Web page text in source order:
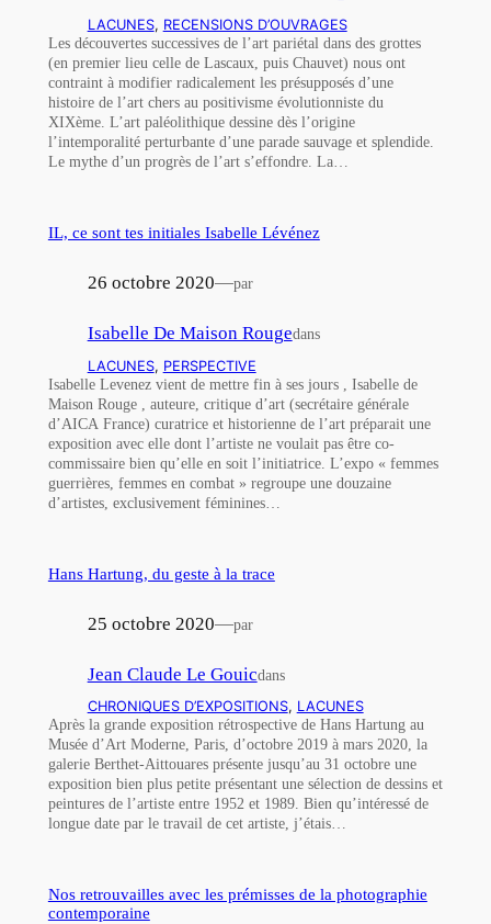
LACUNES, RECENSIONS D’OUVRAGES
Les découvertes successives de l’art pariétal dans des grottes
(en premier lieu celle de Lascaux, puis Chauvet) nous ont
contraint à modifier radicalement les présupposés d’une
histoire de l’art chers au positivisme évolutionniste du
XIXème. L’art paléolithique dessine dès l’origine
l’intemporalité perturbante d’une parade sauvage et splendide.
Le mythe d’un progrès de l’art s’effondre. La…
IL, ce sont tes initiales Isabelle Lévénez
26 octobre 2020—par
Isabelle De Maison Rougedans
LACUNES, PERSPECTIVE
Isabelle Levenez vient de mettre fin à ses jours , Isabelle de
Maison Rouge , auteure, critique d’art (secrétaire générale
d’AICA France) curatrice et historienne de l’art préparait une
exposition avec elle dont l’artiste ne voulait pas être co-
commissaire bien qu’elle en soit l’initiatrice. L’expo « femmes
guerrières, femmes en combat » regroupe une douzaine
d’artistes, exclusivement féminines…
Hans Hartung, du geste à la trace
25 octobre 2020—par
Jean Claude Le Gouicdans
CHRONIQUES D’EXPOSITIONS, LACUNES
Après la grande exposition rétrospective de Hans Hartung au
Musée d’Art Moderne, Paris, d’octobre 2019 à mars 2020, la
galerie Berthet-Aittouares présente jusqu’au 31 octobre une
exposition bien plus petite présentant une sélection de dessins et
peintures de l’artiste entre 1952 et 1989. Bien qu’intéressé de
longue date par le travail de cet artiste, j’étais…
Nos retrouvailles avec les prémisses de la photographie
contemporaine